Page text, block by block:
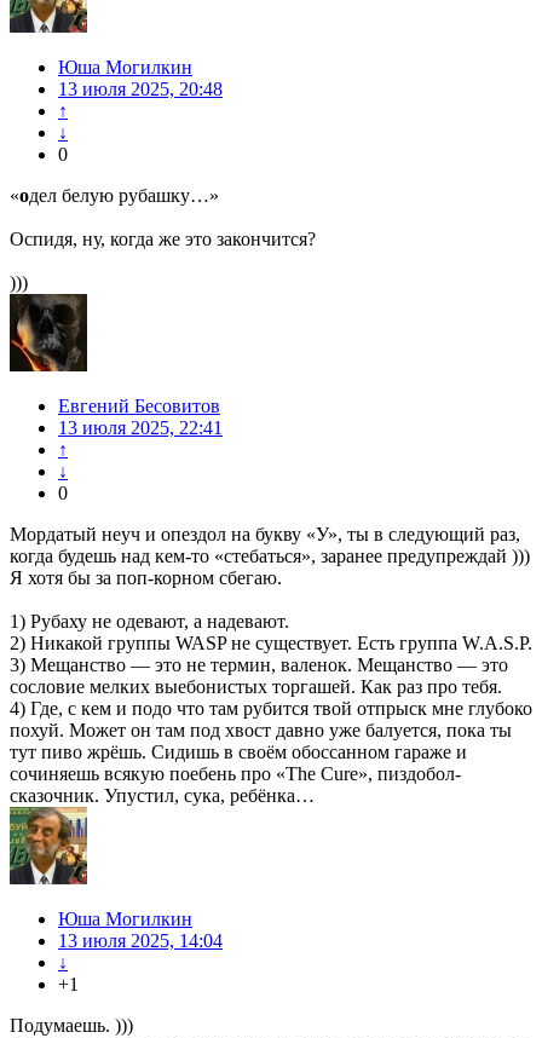
Юша Могилкин
13 июля 2025, 20:48
↑
↓
0
«одел белую рубашку…»
Оспидя, ну, когда же это закончится?
)))
Евгений Бесовитов
13 июля 2025, 22:41
↑
↓
0
Мордатый неуч и опездол на букву «У», ты в следующий раз,
когда будешь над кем-то «стебаться», заранее предупреждай )))
Я хотя бы за поп-корном сбегаю.
1) Рубаху не одевают, а надевают.
2) Никакой группы WASP не существует. Есть группа W.A.S.P.
3) Мещанство — это не термин, валенок. Мещанство — это
сословие мелких выебонистых торгашей. Как раз про тебя.
4) Где, с кем и подо что там рубится твой отпрыск мне глубоко
похуй. Может он там под хвост давно уже балуется, пока ты
тут пиво жрёшь. Сидишь в своём обоссанном гараже и
сочиняешь всякую поебень про «The Cure», пиздобол-
сказочник. Упустил, сука, ребёнка…
Юша Могилкин
13 июля 2025, 14:04
↓
+1
Подумаешь. )))